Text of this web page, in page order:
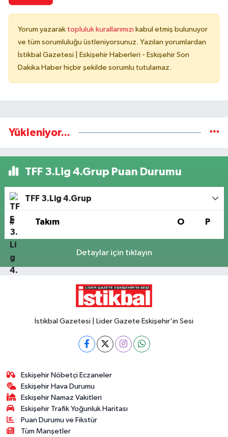
Yorum yazarak topluluk kurallarımızı kabul etmiş bulunuyor
ve tüm sorumluluğu üstleniyorsunuz. Yazılan yorumlardan
İstikbal Gazetesi | Eskişehir Haberleri - Eskişehir Son
Dakika Haber hiçbir şekilde sorumlu tutulamaz.
Yükleniyor...
TFF 3.Lig 4.Grup Puan Durumu
TFF 3.Lig 4.Grup
# Takım O P
Detaylar için tıklayın
İstikbal Gazetesi | Lider Gazete Eskişehir'in Sesi
Eskişehir Nöbetçi Eczaneler
Eskişehir Hava Durumu
Eskişehir Namaz Vakitleri
Eskişehir Trafik Yoğunluk Haritası
Puan Durumu ve Fikstür
Tüm Manşetler